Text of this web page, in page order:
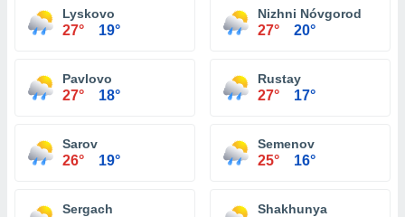
Lyskovo
27° 19°
Nizhni Nóvgorod
27° 20°
Pavlovo
27° 18°
Rustay
27° 17°
Sarov
26° 19°
Semenov
25° 16°
Sergach Shakhunya